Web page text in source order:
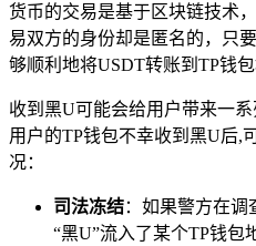
货币的交易是基于区块链技术
易双方的身份却是匿名的，只
够顺利地将USDT转账到TP钱包
收到黑U可能会给用户带来一
用户的TP钱包不幸收到黑U后,
况：
司法冻结：如果警方在
“黑U”流入了某个TP钱包